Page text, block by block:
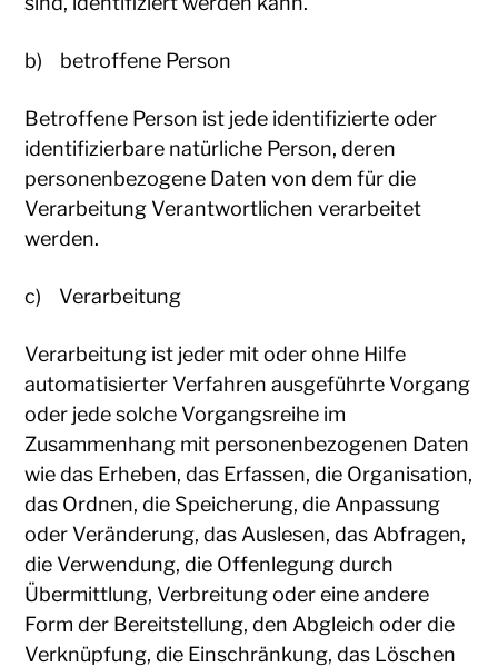
b) betroffene Person
Betroffene Person ist jede identifizierte oder
identifizierbare natürliche Person, deren
personenbezogene Daten von dem für die
Verarbeitung Verantwortlichen verarbeitet
werden.
c) Verarbeitung
Verarbeitung ist jeder mit oder ohne Hilfe
automatisierter Verfahren ausgeführte Vorgang
oder jede solche Vorgangsreihe im
Zusammenhang mit personenbezogenen Daten
wie das Erheben, das Erfassen, die Organisation,
das Ordnen, die Speicherung, die Anpassung
oder Veränderung, das Auslesen, das Abfragen,
die Verwendung, die Offenlegung durch
Übermittlung, Verbreitung oder eine andere
Form der Bereitstellung, den Abgleich oder die
Verknüpfung, die Einschränkung, das Löschen